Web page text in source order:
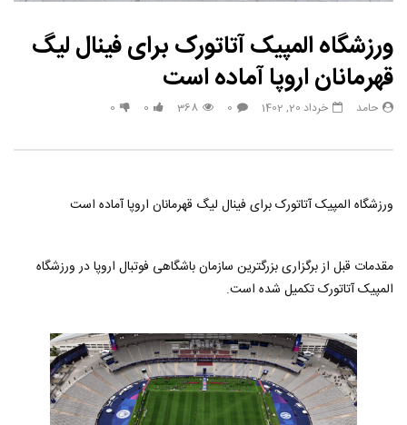
ورزشگاه المپیک آتاتورک برای فینال لیگ
قهرمانان اروپا آماده است
حامد خرداد 20, 1402 0
368
0
0
ورزشگاه المپیک آتاتورک برای فینال لیگ قهرمانان اروپا آماده است
مقدمات قبل از برگزاری بزرگترین سازمان باشگاهی فوتبال اروپا در ورزشگاه
المپیک آتاتورک تکمیل شده است.